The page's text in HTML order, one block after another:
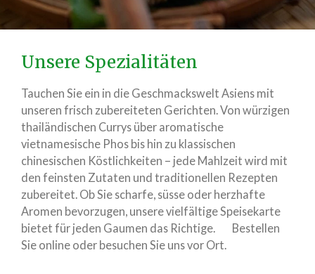
Unsere Spezialitäten
Tauchen Sie ein in die Geschmackswelt Asiens mit
unseren frisch zubereiteten Gerichten. Von würzigen
thailändischen Currys über aromatische
vietnamesische Phos bis hin zu klassischen
chinesischen Köstlichkeiten – jede Mahlzeit wird mit
den feinsten Zutaten und traditionellen Rezepten
zubereitet. Ob Sie scharfe, süsse oder herzhafte
Aromen bevorzugen, unsere vielfältige Speisekarte
bietet für jeden Gaumen das Richtige. Bestellen
Sie online oder besuchen Sie uns vor Ort.